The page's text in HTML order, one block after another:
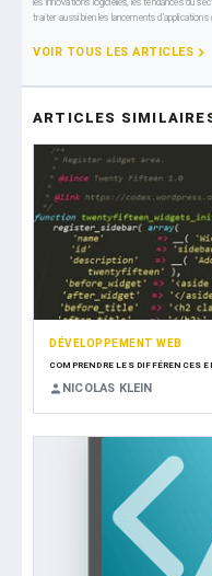
les innovations logicielles, les tendances du
traiter aussi bien les lancements
VOIR TOUS LES ARTICLES
ARTICLES
DÉVELOPPEMENT WEB
COMPRENDRE LES DIFFÉRENCES
NICOLAS KLEIN